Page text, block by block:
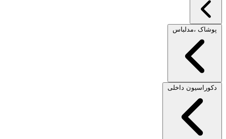
پوشاک ،مدلباس
دکوراسیون داخلی